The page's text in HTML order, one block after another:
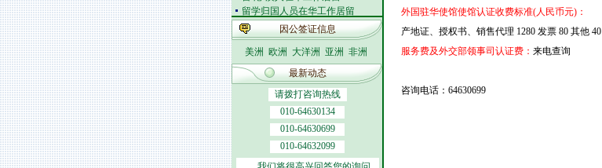
留学归国人员在华工作居留
外籍人员体检
外国人在华开车
签证邀请函电
外商投资企业
外国(地区)企业常驻代表机构
北京市居民出境证件
因公签证信息
美洲 欧洲 大洋洲 亚洲 非洲
最新动态
请拨打咨询热线
010-64630134
010-64630699
010-64632099
外国驻华使馆使馆认证收费标准(人民币元)：
产地证、授权书、销售代理 1280 发票 80 其他 40
服务费及外交部领事司认证费： 来电查询
咨询电话：64630699